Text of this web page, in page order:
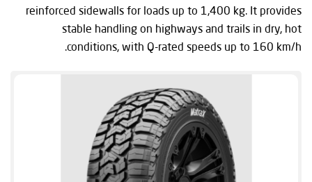
reinforced sidewalls for loads up to 1,400 kg. It provides
stable handling on highways and trails in dry, hot
conditions, with Q-rated speeds up to 160 km/h.